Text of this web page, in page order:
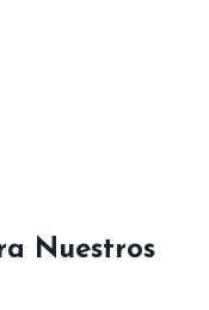
Nuestros